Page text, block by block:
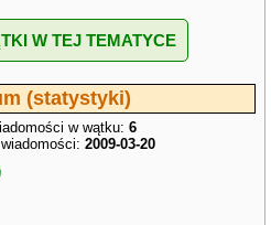
W TEJ TEMATYCE
(statystyki)
w wątku: 6
2009-03-20